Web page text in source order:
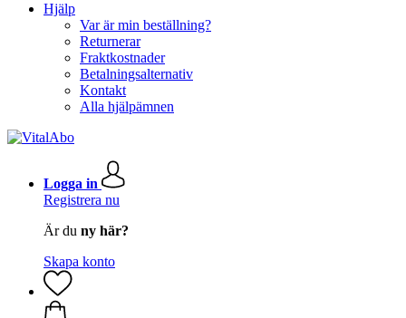
Hjälp
Var är min beställning?
Returnerar
Fraktkostnader
Betalningsalternativ
Kontakt
Alla hjälpämnen
Logga in
Registrera nu
Är du ny här?
Skapa konto